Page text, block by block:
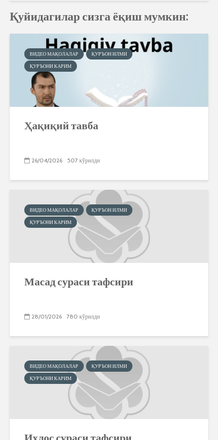
Қуйидагилар сизга ёқиш мумкин:
ВИДЕО МАҚОЛАЛАР
ҚУРЪОН ИЛМИ
ҚУРЪОНИ КАРИМ
Ҳақиқий тавба
26/04/2026 507 кўрилди
ВИДЕО МАҚОЛАЛАР
ҚУРЪОН ИЛМИ
ҚУРЪОНИ КАРИМ
Масад сураси тафсири
28/01/2026 780 кўрилди
ВИДЕО МАҚОЛАЛАР
ҚУРЪОН ИЛМИ
ҚУРЪОНИ КАРИМ
Ихлос сураси тафсири